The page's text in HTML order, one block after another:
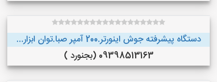
دستگاه پیشرفته جوش اینورتر.200 آمپر صبا.توان ابزار...
09398513163 (بجنورد )